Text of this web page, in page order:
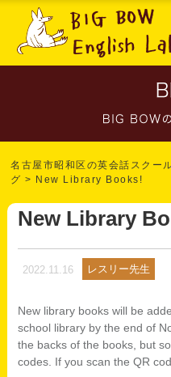
名古屋市昭和区の英会話スク
グ > New Library Books!
New Library
2022.11.16 レスリー先生
New library books will be
school library by the end of
the backs of the books, but
codes. If you scan the QR